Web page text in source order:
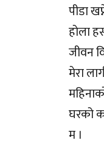
पीडा
होला
जीवन
मेरा
घरको
म ।